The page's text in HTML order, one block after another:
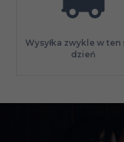
Wysyłka zwykle w ten
dzień